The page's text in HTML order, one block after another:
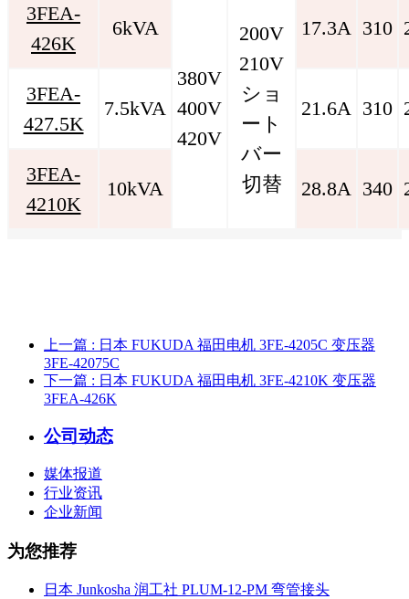
3FEA-
426K
6kVA
380V
400V
420V
200V
210V
ショ
ート
バー
切替
17.3A 310
3FEA-
427.5K
7.5kVA 21.6A 310
3FEA-
4210K
10kVA 28.8A 340
上一篇 : 日本 FUKUDA 福田电机 3FE-4205C 变压器
3FE-42075C
下一篇 : 日本 FUKUDA 福田电机 3FE-4210K 变压器
3FEA-426K
公司动态
媒体报道
行业资讯
企业新闻
为您推荐
日本 Junkosha 润工社 PLUM-12-PM 弯管接头